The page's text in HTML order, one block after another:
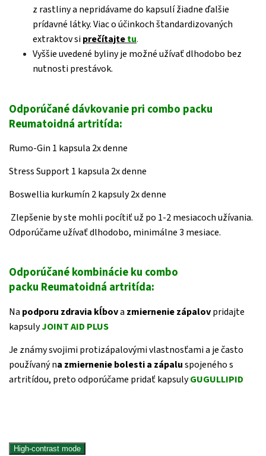
z rastliny a nepridávame do kapsulí žiadne ďalšie
prídavné látky. Viac o účinkoch štandardizovaných
extraktov siprečítajtetu.
Vyššie uvedené byliny je možné užívať dlhodobo bez
nutnosti prestávok.
Odporúčané dávkovanie pri combo packu
Reumatoidná artritída:
Rumo-Gin 1 kapsula 2x denne
Stress Support 1 kapsula 2x denne
Boswellia kurkumín 2 kapsuly 2x denne
Zlepšenie by ste mohli pocítiť už po 1-2 mesiacoch užívania.
Odporúčame užívať dlhodobo, minimálne 3 mesiace.
Odporúčané kombinácie ku combo
packu Reumatoidná artritída:
Na podporu zdravia kĺbova zmiernenie zápalovpridajte
kapsulyJOINT AID PLUS
Je známy svojimi protizápalovými vlastnosťami a je často
používaný na zmiernenie bolesti a zápaluspojeného s
artritídou, preto odporúčame pridať kapsulyGUGULLIPID
High-contrast mode